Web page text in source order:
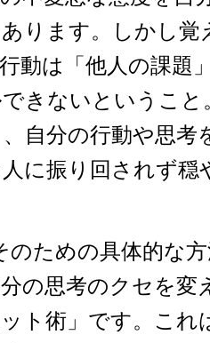
ります。しかし
動は「他人の課題
きないということ
自分の行動や思考
に振り回されず穏
ための具体的な
の思考のクセを変
ト術」です。これ